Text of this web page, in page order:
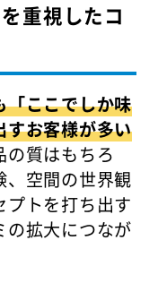
重視したコ
「ここでしか味
すお客様が多い
の質はもちろ
、空間の世界観
プトを打ち出す
の拡大につなが